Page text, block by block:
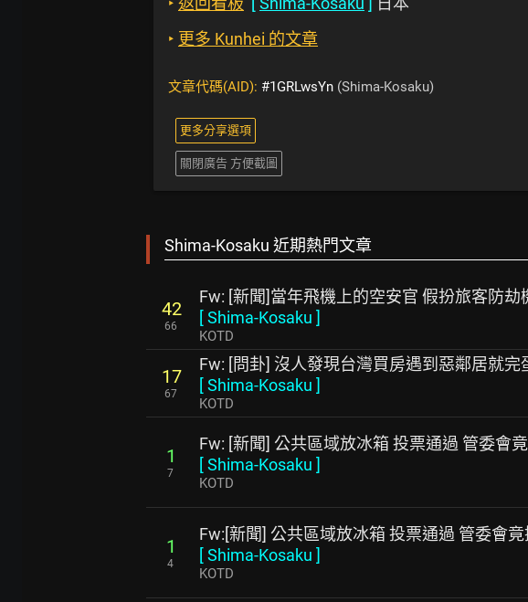
‣ 更多 Kunhei 的文章
文章代碼(AID): #1GRLwsYn (Shima-Kosaku)
更多分享選項
關閉廣告 方便截圖
Shima-Kosaku 近期熱門文章
42
66
Fw: [新聞]當年飛機上的空安官 假扮旅客防劫
[Shima-Kosaku ]
KOTD
17
67
Fw: [問卦] 沒人發現台灣買房遇到惡鄰居就完
[Shima-Kosaku ]
KOTD
1
7
Fw: [新聞] 公共區域放冰箱 投票通過 管委會
[Shima-Kosaku ]
KOTD
1
4
Fw:[新聞] 公共區域放冰箱 投票通過 管委會竟
[Shima-Kosaku ]
KOTD